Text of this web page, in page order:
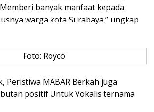
banyak manfaat kepada
warga kota Surabaya,” ungkap
Foto: Royco
Peristiwa MABAR Berkah juga
positif Untuk Vokalis ternama